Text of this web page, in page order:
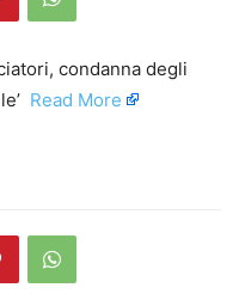
condanna degli
Read More